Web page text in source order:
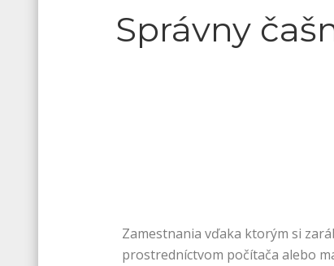
Správny
Zamestnania vďaka ktorým si
prostredníctvom počítača alebo